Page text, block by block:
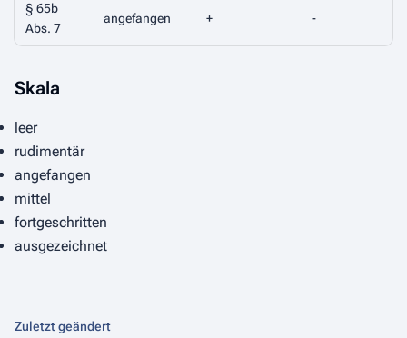
§ 65b
Abs. 7
angefangen + -
Skala
leer
rudimentär
angefangen
mittel
fortgeschritten
ausgezeichnet
Zuletzt geändert